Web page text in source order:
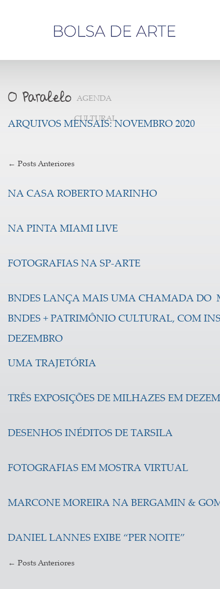
AGENDA
CULTURAL
ARQUIVOS MENSAIS: NOVEMBRO 2020
← Posts Anteriores
NA CASA ROBERTO MARINHO
NA PINTA MIAMI LIVE
FOTOGRAFIAS NA SP-ARTE
BNDES LANÇA MAIS UMA CHAMADA DO
BNDES + PATRIMÔNIO CULTURAL, COM
DEZEMBRO
UMA TRAJETÓRIA
TRÊS EXPOSIÇÕES DE MILHAZES EM
DESENHOS INÉDITOS DE TARSILA
FOTOGRAFIAS EM MOSTRA VIRTUAL
MARCONE MOREIRA NA BERGAMIN &
DANIEL LANNES EXIBE “PER NOITE”
← Posts Anteriores